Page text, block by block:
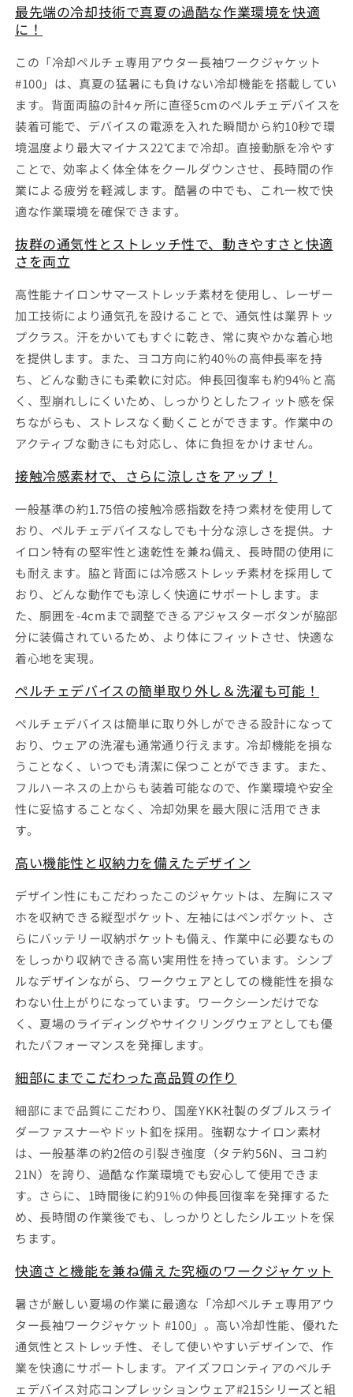
長
袖
ワ
ー
ジ
ャ
ケ
ッ
ト
#100
イ
ズ
ロ
ン
テ
ィ
ア
の
数
を
減
す
長
ワ
ー
ク
ジ
ャ
ケ
ッ
ト
#100
イ
ロ
ン
テ
ィ
ア
の
数
を
増
す
最先端の冷却技術で真夏の過酷な作業環境を快適
に！
この「冷却ペルチェ専用アウター長袖ワークジャケット
#100」は、真夏の猛暑にも負けない冷却機能を搭載してい
ます。背面両脇の計4ヶ所に直径5cmのペルチェデバイスを
装着可能で、デバイスの電源を入れた瞬間から約10秒で環
境温度より最大マイナス22℃まで冷却。直接動脈を冷やす
ことで、効率よく体全体をクールダウンさせ、長時間の作
業による疲労を軽減します。酷暑の中でも、これ一枚で快
適な作業環境を確保できます。
抜群の通気性とストレッチ性で、動きやすさと快適
さを両立
高性能ナイロンサマーストレッチ素材を使用し、レーザー
加工技術により通気孔を設けることで、通気性は業界トッ
プクラス。汗をかいてもすぐに乾き、常に爽やかな着心地
を提供します。また、ヨコ方向に約40％の高伸長率を持
ち、どんな動きにも柔軟に対応。伸長回復率も約94％と高
く、型崩れしにくいため、しっかりとしたフィット感を保
ちながらも、ストレスなく動くことができます。作業中の
アクティブな動きにも対応し、体に負担をかけません。
接触冷感素材で、さらに涼しさをアップ！
一般基準の約1.75倍の接触冷感指数を持つ素材を使用して
おり、ペルチェデバイスなしでも十分な涼しさを提供。ナ
イロン特有の堅牢性と速乾性を兼ね備え、長時間の使用に
も耐えます。脇と背面には冷感ストレッチ素材を採用して
おり、どんな動作でも涼しく快適にサポートします。ま
た、胴囲を-4cmまで調整できるアジャスターボタンが脇部
分に装備されているため、より体にフィットさせ、快適な
着心地を実現。
ペルチェデバイスの簡単取り外し＆洗濯も可能！
ペルチェデバイスは簡単に取り外しができる設計になって
おり、ウェアの洗濯も通常通り行えます。冷却機能を損な
うことなく、いつでも清潔に保つことができます。また、
フルハーネスの上からも装着可能なので、作業環境や安全
性に妥協することなく、冷却効果を最大限に活用できま
す。
高い機能性と収納力を備えたデザイン
デザイン性にもこだわったこのジャケットは、左胸にスマ
ホを収納できる縦型ポケット、左袖にはペンポケット、さ
らにバッテリー収納ポケットも備え、作業中に必要なもの
をしっかり収納できる高い実用性を持っています。シンプ
ルなデザインながら、ワークウェアとしての機能性を損な
わない仕上がりになっています。ワークシーンだけでな
く、夏場のライディングやサイクリングウェアとしても優
れたパフォーマンスを発揮します。
細部にまでこだわった高品質の作り
細部にまで品質にこだわり、国産YKK社製のダブルスライ
ダーファスナーやドット釦を採用。強靭なナイロン素材
は、一般基準の約2倍の引裂き強度（タテ約56N、ヨコ約
21N）を誇り、過酷な作業環境でも安心して使用できま
す。さらに、1時間後に約91％の伸長回復率を発揮するた
め、長時間の作業後でも、しっかりとしたシルエットを保
ちます。
快適さと機能を兼ね備えた究極のワークジャケット
暑さが厳しい夏場の作業に最適な「冷却ペルチェ専用アウ
ター長袖ワークジャケット #100」。高い冷却性能、優れた
通気性とストレッチ性、そして使いやすいデザインで、作
業を快適にサポートします。アイズフロンティアのペルチ
ェデバイス対応コンプレッションウェア#215シリーズと組